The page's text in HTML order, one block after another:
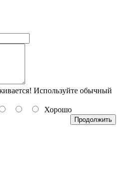
Используйте обычный
Хорошо
Продолжить